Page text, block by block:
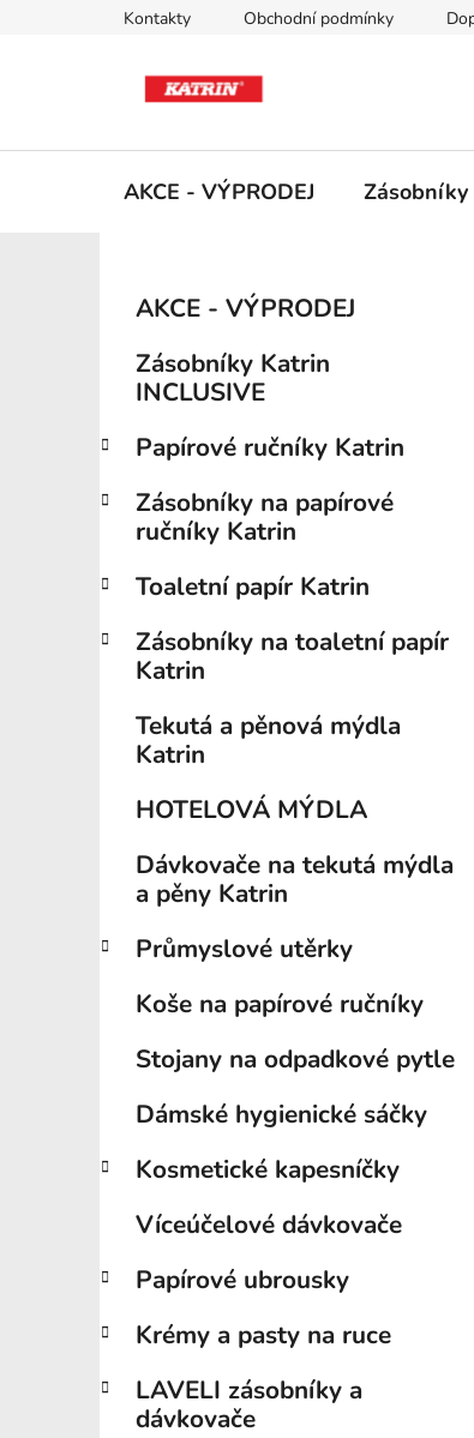
Kontakty Obchodní podmínky
AKCE - VÝPRODEJ Zásobníky
a
n
p
n
Přeskočit
kategorie
r
e
AKCE - VÝPRODEJ
Zásobníky Katrin
INCLUSIVE
Papírové ručníky Katrin
Zásobníky na papírové
ručníky Katrin
Toaletní papír Katrin
Zásobníky na toaletní papír
Katrin
Tekutá a pěnová mýdla
Katrin
HOTELOVÁ MÝDLA
Dávkovače na tekutá mýdla
a pěny Katrin
Průmyslové utěrky
Koše na papírové ručníky
Stojany na odpadkové pytle
Dámské hygienické sáčky
Kosmetické kapesníčky
Víceúčelové dávkovače
Papírové ubrousky
Krémy a pasty na ruce
LAVELI zásobníky a
dávkovače